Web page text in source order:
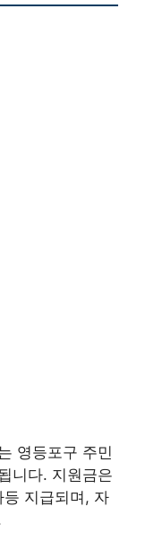
영등포구 주민
니다. 지원금은
등 지급되며, 자